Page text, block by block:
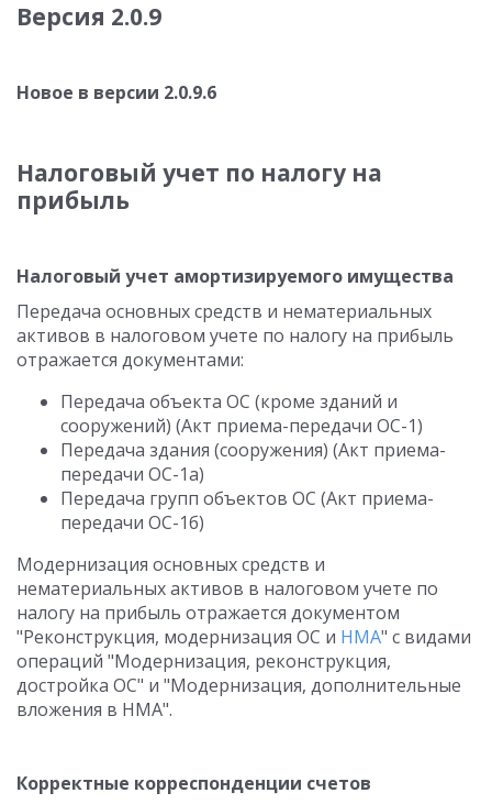
Версия 2.0.9
Новое в версии 2.0.9.6
Налоговый учет по налогу на
прибыль
Налоговый учет амортизируемого имущества
Передача основных средств и нематериальных
активов в налоговом учете по налогу на прибыль
отражается документами:
Передача объекта ОС (кроме зданий и
сооружений) (Акт приема-передачи ОС-1)
Передача здания (сооружения) (Акт приема-
передачи ОС-1а)
Передача групп объектов ОС (Акт приема-
передачи ОС-1б)
Модернизация основных средств и
нематериальных активов в налоговом учете по
налогу на прибыль отражается документом
"Реконструкция, модернизация ОС и НМА" с видами
операций "Модернизация, реконструкция,
достройка ОС" и "Модернизация, дополнительные
вложения в НМА".
Корректные корреспонденции счетов